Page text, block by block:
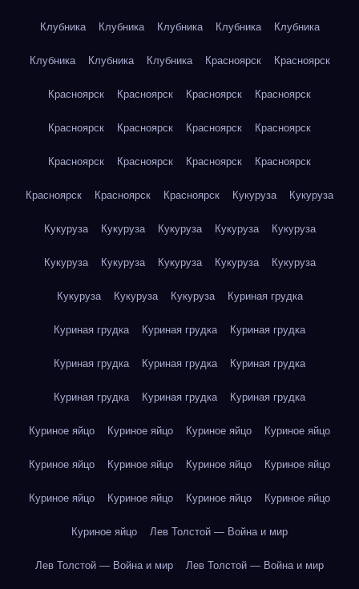
Клубника Клубника Клубника Клубника Клубника
Клубника Клубника Клубника Красноярск Красноярск
Красноярск Красноярск Красноярск Красноярск
Красноярск Красноярск Красноярск Красноярск
Красноярск Красноярск Красноярск Красноярск
Красноярск Красноярск Красноярск Кукуруза Кукуруза
Кукуруза Кукуруза Кукуруза Кукуруза Кукуруза
Кукуруза Кукуруза Кукуруза Кукуруза Кукуруза
Кукуруза Кукуруза Кукуруза Куриная грудка
Куриная грудка Куриная грудка Куриная грудка
Куриная грудка Куриная грудка Куриная грудка
Куриная грудка Куриная грудка Куриная грудка
Куриное яйцо Куриное яйцо Куриное яйцо Куриное яйцо
Куриное яйцо Куриное яйцо Куриное яйцо Куриное яйцо
Куриное яйцо Куриное яйцо Куриное яйцо Куриное яйцо
Куриное яйцо Лев Толстой — Война и мир
Лев Толстой — Война и мир Лев Толстой — Война и мир